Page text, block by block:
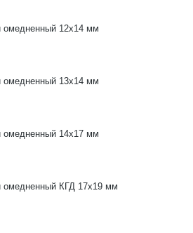
омедненный 12х14 мм
омедненный 13х14 мм
омедненный 14х17 мм
омедненный КГД 17х19 мм